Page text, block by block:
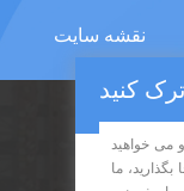
نقشه سایت
در
کنید
می خواهید
ما